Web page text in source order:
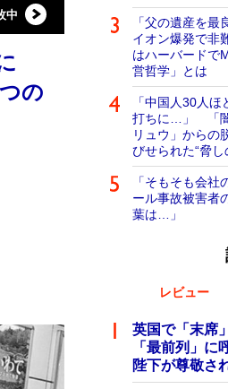
中
に
の
「父の遺産を
イオン爆発で非
はハーバードで
営哲学」とは
「中国人30人
打ちに…」 「闇
リュウ」からの
びせられた“脅し
「そもそも会
ール事故被害者
葉は…」
レビュー
英国で「末席
「最前列」
陛下が尊敬さ